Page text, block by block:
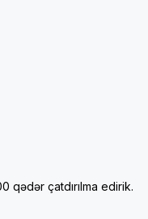
qədər çatdırılma edirik.